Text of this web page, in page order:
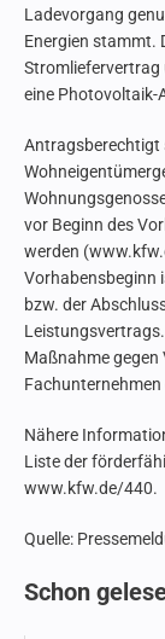
Ladevorgang
Energien stammt.
Stromliefervertrag
eine Photovoltaik-
Antragsberechtigt
vor Beginn des
werden
Vorhabensbeginn
bzw. der
Maßnahme gegen
Nähere
Liste der
www.kfw.de/440.
Quelle:
Schon